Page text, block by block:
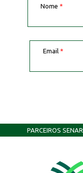
Nome *
Email *
PARCEIROS SENAR